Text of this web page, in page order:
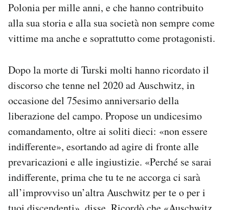
Polonia per mille anni, e che hanno contribuito
alla sua storia e alla sua società non sempre come
vittime ma anche e soprattutto come protagonisti.
Dopo la morte di Turski molti hanno ricordato il
discorso che tenne nel 2020 ad Auschwitz, in
occasione del 75esimo anniversario della
liberazione del campo. Propose un undicesimo
comandamento, oltre ai soliti dieci: «non essere
indifferente», esortando ad agire di fronte alle
prevaricazioni e alle ingiustizie. «Perché se sarai
indifferente, prima che tu te ne accorga ci sarà
all’improvviso un’altra Auschwitz per te o per i